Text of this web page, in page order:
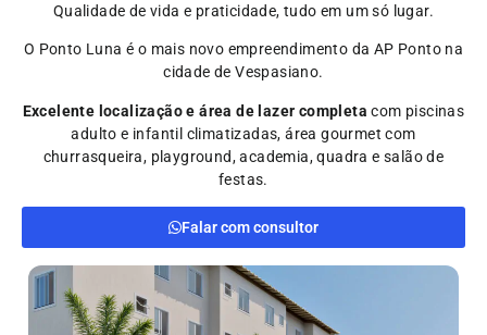
Qualidade de vida e praticidade, tudo em um só lugar.
O Ponto Luna é o mais novo empreendimento da AP Ponto na
cidade de Vespasiano.
Excelente localização e área de lazer completa com piscinas
adulto e infantil climatizadas, área gourmet com
churrasqueira, playground, academia, quadra e salão de
festas.
Falar com consultor